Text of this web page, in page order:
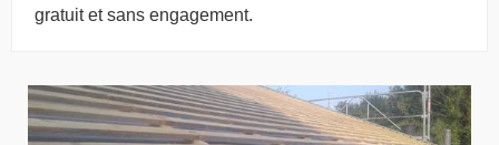
gratuit et sans engagement.